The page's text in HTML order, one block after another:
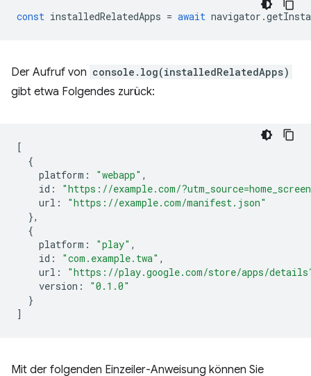
const installedRelatedApps = await navigator .
Der Aufruf von console.log(installedRelatedApps)
gibt etwa Folgendes zurück:
[
{
platform : "webapp" ,
id :
"https://example.com/
url :
"https://example.com/manifest.json"
},
{
platform : "play" ,
id : "com.example.twa" ,
url :
"https://play.google.com/store/apps/
version :
"0.1.0"
}
]
Mit der folgenden Einzeiler-Anweisung können Sie